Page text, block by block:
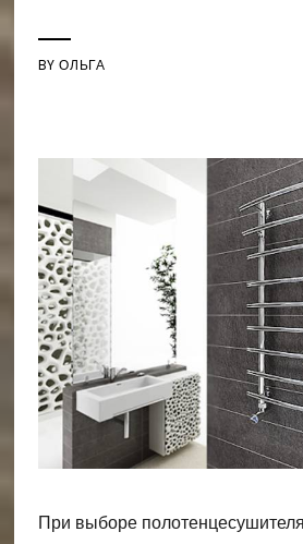
BYОЛЬГА
При выборе